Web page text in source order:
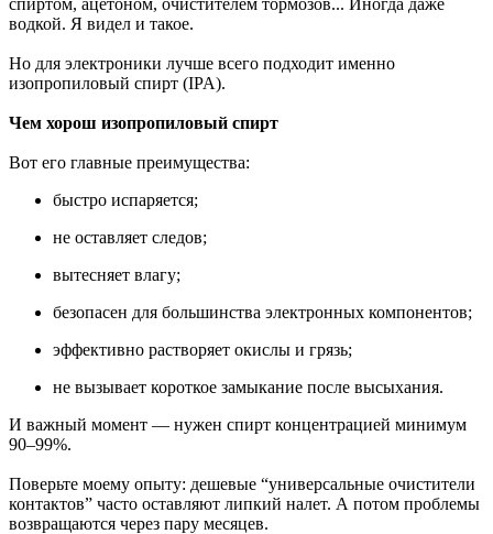
спиртом, ацетоном, очистителем тормозов... Иногда даже
водкой. Я видел и такое.
Но для электроники лучше всего подходит именно
изопропиловый спирт (IPA).
Чем хорош изопропиловый спирт
Вот его главные преимущества:
быстро испаряется;
не оставляет следов;
вытесняет влагу;
безопасен для большинства электронных компонентов;
эффективно растворяет окислы и грязь;
не вызывает короткое замыкание после высыхания.
И важный момент — нужен спирт концентрацией минимум
90–99%.
Поверьте моему опыту: дешевые “универсальные очистители
контактов” часто оставляют липкий налет. А потом проблемы
возвращаются через пару месяцев.